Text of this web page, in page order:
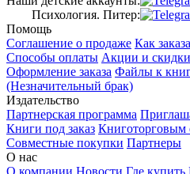
Психология. Питер:
Помощь
Соглашение о продаже Как
Способы оплаты Акции и скидки
Оформление заказа Файлы к
(Незначительный брак)
Издательство
Партнерская программа
Книги под заказ Книготорговым
Совместные покупки Партнеры
О нас
О компании Новости Где купить